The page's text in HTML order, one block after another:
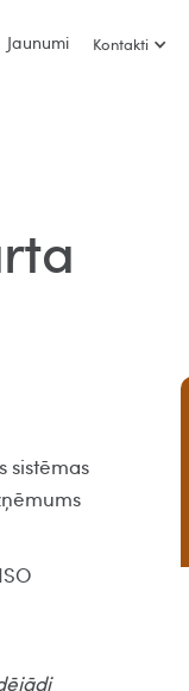
Jaunumi Kontakti
sistēmas